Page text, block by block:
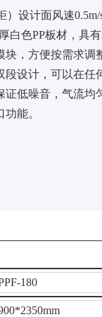
设计面风速0.5m/
白色PP板材，具
，方便按需求调
段设计，可以在任
低噪音，气流均
功能。
180